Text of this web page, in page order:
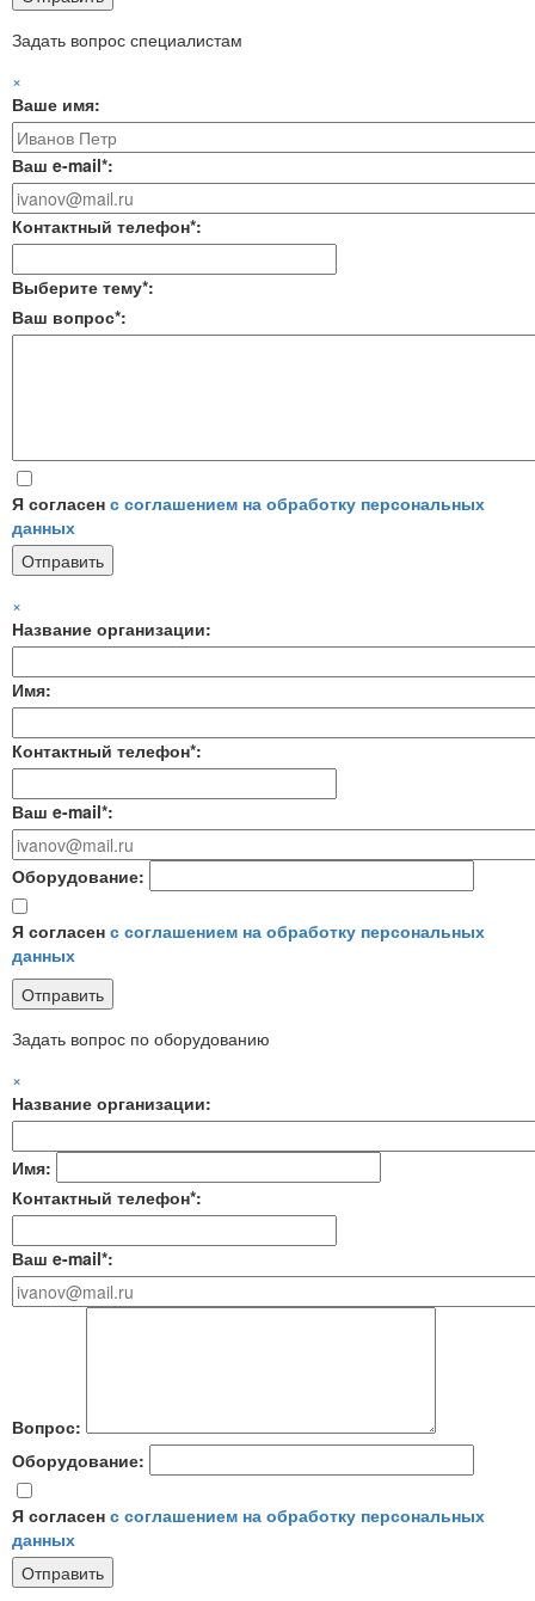
Задать вопрос специалистам
×
Ваше имя:
Ваш e-mail*:
Контактный телефон*:
Выберите тему*:
Ваш вопрос*:
Я согласен с соглашением на обработку персональных
данных
×
Название организации:
Имя:
Контактный телефон*:
Ваш e-mail*:
Оборудование:
Я согласен с соглашением на обработку персональных
данных
Задать вопрос по оборудованию
×
Название организации:
Имя:
Контактный телефон*:
Ваш e-mail*:
Вопрос:
Оборудование:
Я согласен с соглашением на обработку персональных
данных